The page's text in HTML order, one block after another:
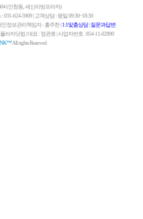
(인창동, 세신리빙프라자)
031-624-5909 | 고객상담 : 평일 09:30~18:30
인정보관리책임자 : 홍주한 |1:1맟춤상담|질문과답변
라자닷컴 | 대표 : 정관호 | 사업자번호 : 854-11-02890
All rights Reserved.